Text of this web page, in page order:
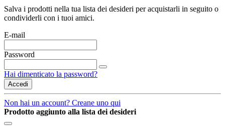
Salva i prodotti nella tua lista dei desideri per acquistarli in seguito o
condividerli con i tuoi amici.
E-mail
Password
Hai dimenticato la password?
Accedi
Non hai un account? Creane uno qui
Prodotto aggiunto alla lista dei desideri